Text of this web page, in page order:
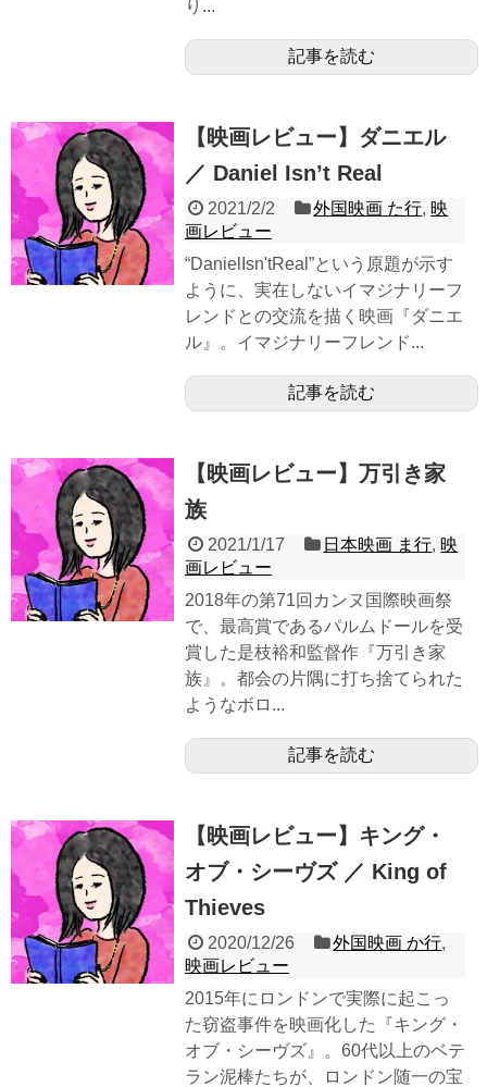
り...
記事を読む
【映画レビュー】ダニエル
／ Daniel Isn’t Real
2021/2/2 外国映画 た行, 映
画レビュー
“DanielIsn'tReal”という原題が示す
ように、実在しないイマジナリーフ
レンドとの交流を描く映画『ダニエ
ル』。イマジナリーフレンド...
記事を読む
【映画レビュー】万引き家
族
2021/1/17 日本映画 ま行, 映
画レビュー
2018年の第71回カンヌ国際映画祭
で、最高賞であるパルムドールを受
賞した是枝裕和監督作『万引き家
族』。都会の片隅に打ち捨てられた
ようなボロ...
記事を読む
【映画レビュー】キング・
オブ・シーヴズ ／ King of
Thieves
2020/12/26 外国映画 か行,
映画レビュー
2015年にロンドンで実際に起こっ
た窃盗事件を映画化した『キング・
オブ・シーヴズ』。60代以上のベテ
ラン泥棒たちが、ロンドン随一の宝